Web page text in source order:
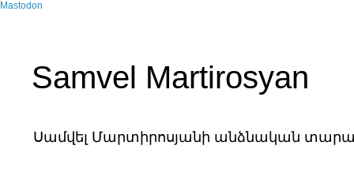
Mastodon
Samvel Martirosyan
Սամվել Մարտիրոսյանի անձնական